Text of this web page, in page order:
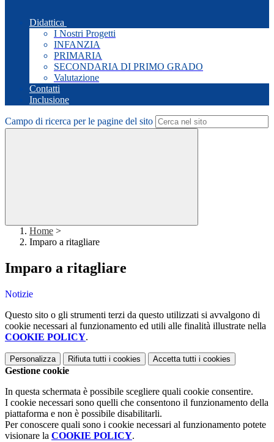
Didattica
I Nostri Progetti
INFANZIA
PRIMARIA
SECONDARIA DI PRIMO GRADO
Valutazione
Contatti
Inclusione
Campo di ricerca per le pagine del sito
Home >
Imparo a ritagliare
Imparo a ritagliare
Notizie
Questo sito o gli strumenti terzi da questo utilizzati si avvalgono di
cookie necessari al funzionamento ed utili alle finalità illustrate nella
COOKIE POLICY.
Personalizza Rifiuta tutti i cookies Accetta tutti i cookies
Gestione cookie
In questa schermata è possibile scegliere quali cookie consentire.
I cookie necessari sono quelli che consentono il funzionamento della
piattaforma e non è possibile disabilitarli.
Per conoscere quali sono i cookie necessari al funzionamento potete
visionare la COOKIE POLICY.